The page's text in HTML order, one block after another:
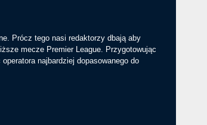
Prócz tego nasi redaktorzy dbają aby
mecze Premier League. Przygotowując
najbardziej dopasowanego do